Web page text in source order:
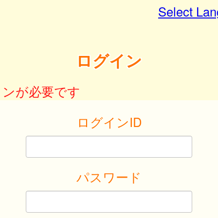
Select
ログイン
が必要です
ログインID
パスワード